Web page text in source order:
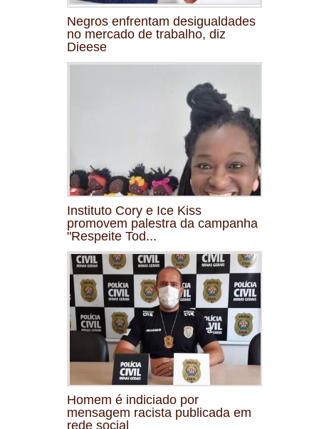
Negros enfrentam desigualdades
no mercado de trabalho, diz
Dieese
Instituto Cory e Ice Kiss
promovem palestra da campanha
"Respeite Tod...
Homem é indiciado por
mensagem racista publicada em
rede social